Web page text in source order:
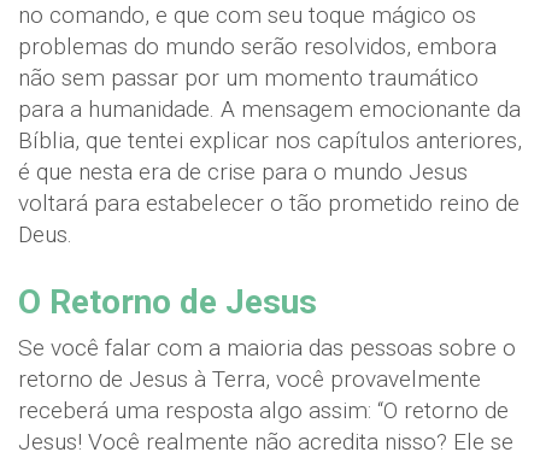
no comando, e que com seu toque mágico os
problemas do mundo serão resolvidos, embora
não sem passar por um momento traumático
para a humanidade. A mensagem emocionante da
Bíblia, que tentei explicar nos capítulos anteriores,
é que nesta era de crise para o mundo Jesus
voltará para estabelecer o tão prometido reino de
Deus.
O Retorno de Jesus
Se você falar com a maioria das pessoas sobre o
retorno de Jesus à Terra, você provavelmente
receberá uma resposta algo assim: “O retorno de
Jesus! Você realmente não acredita nisso? Ele se